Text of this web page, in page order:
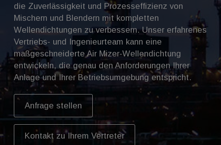
die Zuverlässigkeit und Prozesseffizienz von
Mischern und Blendern mit kompletten
Wellendichtungen zu verbessern. Unser erfahrenes
Vertriebs- und Ingenieurteam kann eine
maßgeschneiderte Air Mizer-Wellendichtung
entwickeln, die genau den Anforderungen Ihrer
Anlage und Ihrer Betriebsumgebung entspricht.
Anfrage stellen
Kontakt zu Ihrem Vertreter